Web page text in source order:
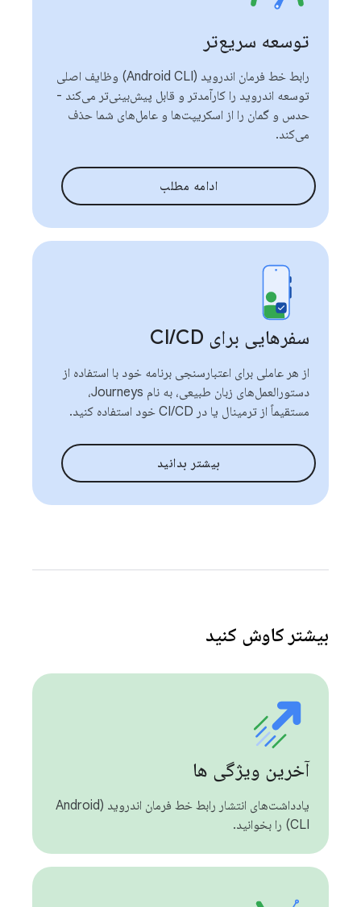
توسعه سریع‌تر
رابط خط فرمان اندروید (Android CLI) وظایف اصلی
توسعه اندروید را کارآمدتر و قابل پیش‌بینی‌تر می‌کند -
حدس و گمان را از اسکریپت‌ها و عامل‌های شما حذف
می‌کند.
ادامه مطلب
سفرهایی برای CI /CD
از هر عاملی برای اعتبارسنجی برنامه خود با استفاده از
دستورالعمل‌های زبان طبیعی، به نام Journeys،
مستقیماً از ترمینال یا در CI/CD خود استفاده کنید.
بیشتر بدانید
بیشتر کاوش کنید
آخرین ویژگی ها
یادداشت‌های انتشار رابط خط فرمان اندروید (Android
CLI) را بخوانید.